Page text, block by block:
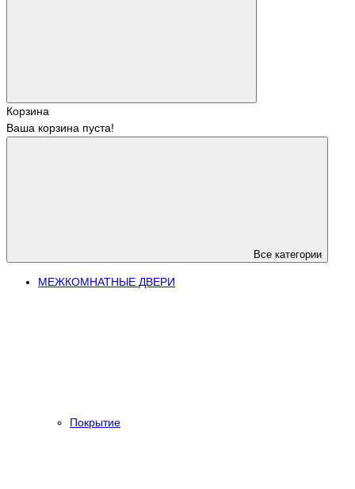
Корзина
Ваша корзина пуста!
Все категории
МЕЖКОМНАТНЫЕ ДВЕРИ
Покрытие